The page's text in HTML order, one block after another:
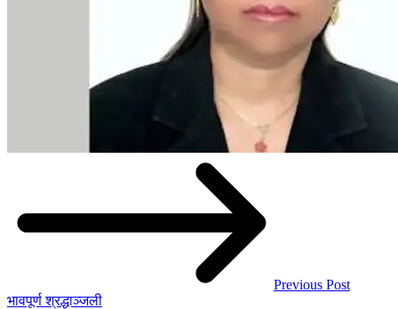
Previous Post
भावपूर्ण श्रद्धाञ्जली